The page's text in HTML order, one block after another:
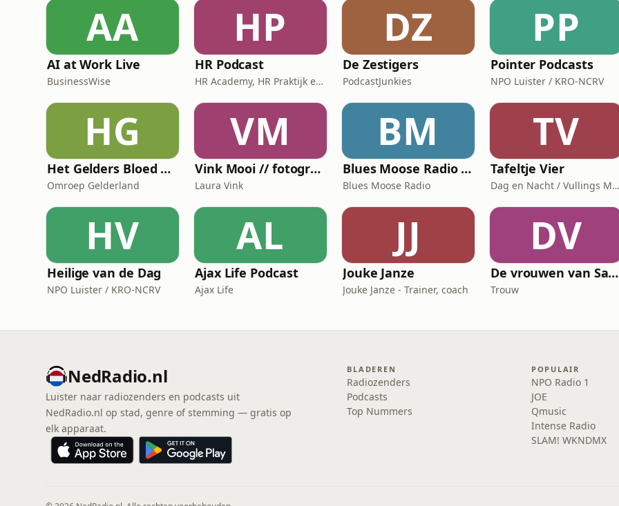
AA
AI at Work Live
BusinessWise
HP
HR Podcast
HR Academy, HR Praktijk en CHRO
DZ
De Zestigers
PodcastJunkies
PP
Pointer Podcasts
NPO Luister / KRO-NCRV
HG
Het Gelders Bloed Orkest
Omroep Gelderland
VM
Vink Mooi // fotografiepodcast die verder gaat dan het kader
Laura Vink
BM
Blues Moose Radio (Blues music)
Blues Moose Radio
TV
Tafeltje Vier
Dag en Nacht / Vullings Media
HV
Heilige van de Dag
NPO Luister / KRO-NCRV
AL
Ajax Life Podcast
Ajax Life
JJ
Jouke Janze
Jouke Janze - Trainer, coach
DV
De vrouwen van Saramacca
Trouw
NedRadio.nl
Luister naar radiozenders en podcasts uit
NedRadio.nl op stad, genre of stemming — gratis op
elk apparaat.
BLADEREN
Radiozenders
Podcasts
Top Nummers
POPULAIR
NPO Radio 1
JOE
Qmusic
Intense Radio
SLAM! WKNDMX